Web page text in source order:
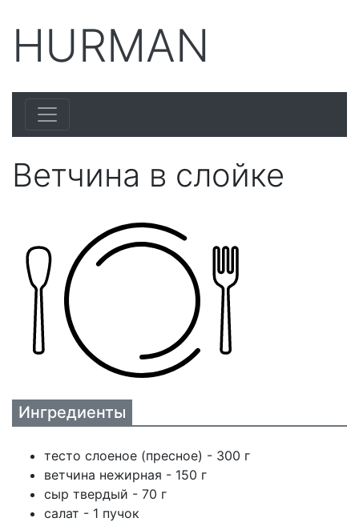
HURMAN
Ветчина в слойке
Ингредиенты
тесто слоеное (пресное) - 300 г
ветчина нежирная - 150 г
сыр твердый - 70 г
салат - 1 пучок